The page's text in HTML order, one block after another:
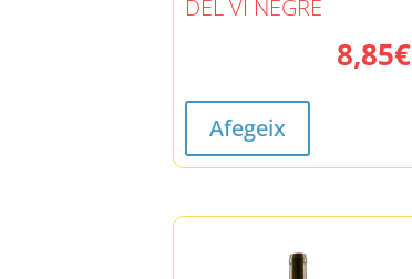
DEL VI NEGRE
8,85€
Afegeix